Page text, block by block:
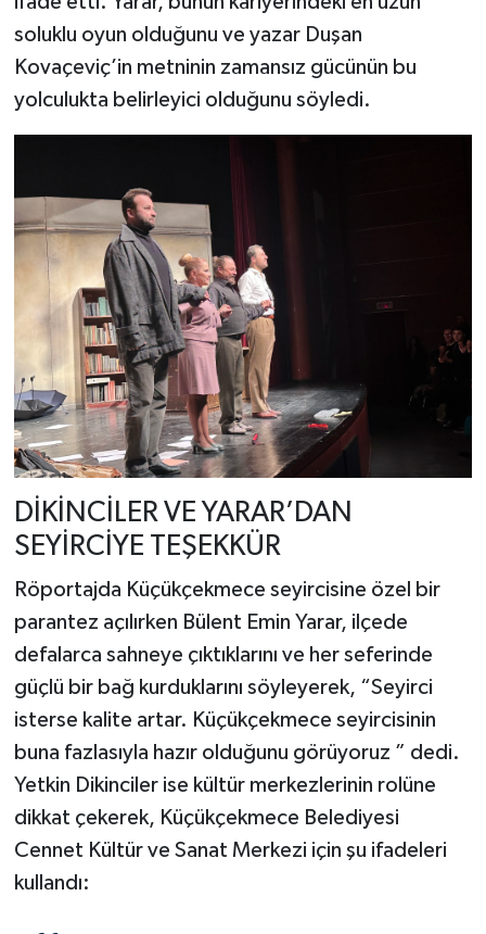
soluklu oyun olduğunu ve yazar Duşan
Kovaçeviç’in metninin zamansız gücünün bu
yolculukta belirleyici olduğunu söyledi.
DİKİNCİLER VE YARAR’DAN
SEYİRCİYE TEŞEKKÜR
Röportajda Küçükçekmece seyircisine özel bir
parantez açılırken Bülent Emin Yarar, ilçede
defalarca sahneye çıktıklarını ve her seferinde
güçlü bir bağ kurduklarını söyleyerek, “Seyirci
isterse kalite artar. Küçükçekmece seyircisinin
buna fazlasıyla hazır olduğunu görüyoruz ” dedi.
Yetkin Dikinciler ise kültür merkezlerinin rolüne
dikkat çekerek, Küçükçekmece Belediyesi
Cennet Kültür ve Sanat Merkezi için şu ifadeleri
kullandı: